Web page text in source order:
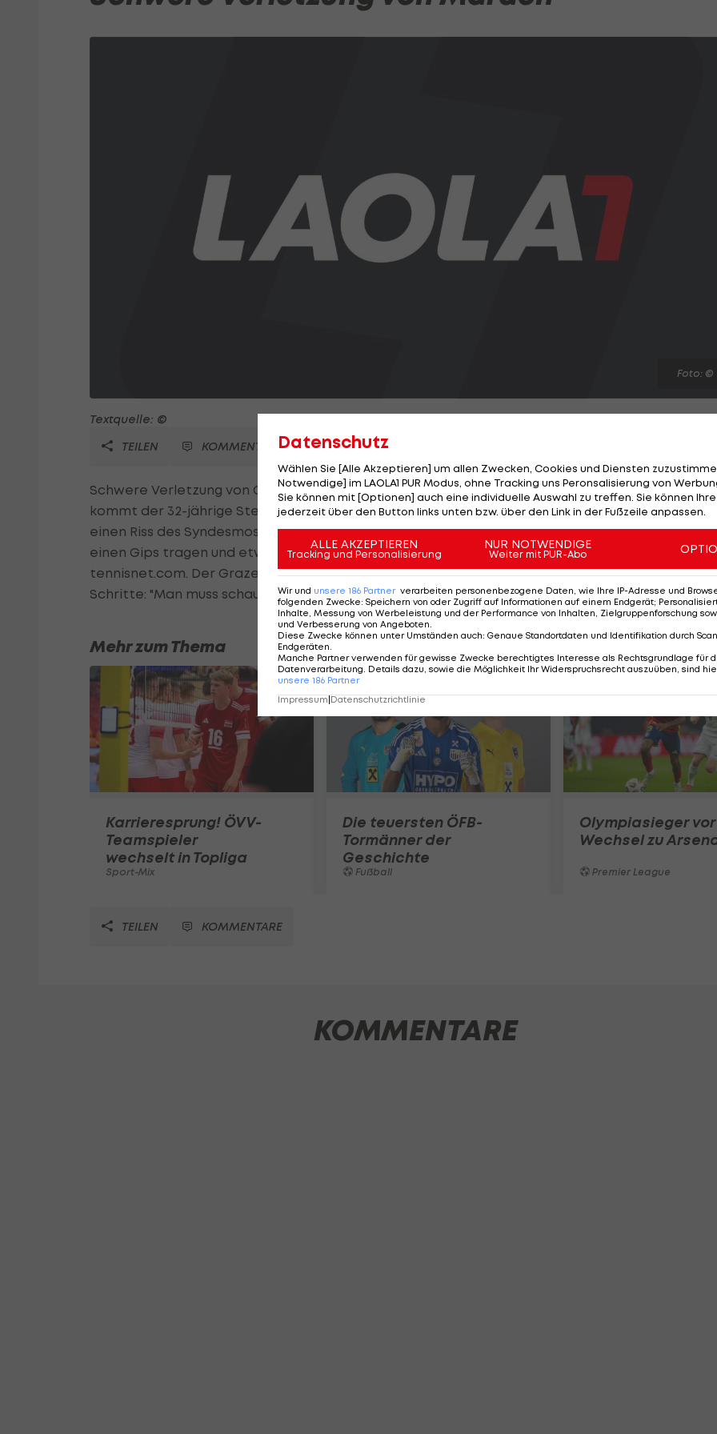
Foto: ©
Textquelle: ©
TEILEN
KOMMENTARE
Schwere Verletzung von Oliver Marach! Während des Trainings beim ATP-Turnier in Hamburg
kommt der 32-jährige Steirer wegen eines herausragenden Metallpfeilers zu Sturz und zieht
einen Riss des Syndesmosebandes und einen Außenbandeinriss zu. "Ich werde sechs Wochen
einen Gips tragen und etwa neun Wochen pausieren müssen", erklärt Marach im Interview auf
tennisnet.com. Der Grazer, der erst am 9. Juli Vater einer Tochter wurde, überlegt nun
Schritte: "Man muss schauen."
Mehr zum Thema
Karrieresprung! ÖVV-
Teamspieler
wechselt in Topliga
Sport-Mix
Die teuersten ÖFB-
Tormänner der
Geschichte
Fußball
Olympiasieger vor
Wechsel zu
Premier League
TEILEN KOMMENTARE
KOMMENTARE
Datenschutz
Wählen Sie [Alle Akzeptieren] um allen Zwecken, Cookies und Diensten
Notwendige] im LAOLA1 PUR Modus, ohne Tracking uns Peronsalisierung von
Sie können mit [Optionen] auch eine individuelle Auswahl zu treffen. Sie können
jederzeit über den Button links unten bzw. über den Link in der Fußzeile anpassen.
ALLE AKZEPTIEREN
Tracking und Personalisierung
NUR NOTWENDIGE
Weiter mit PUR-Abo
Wir und unsere 186 Partner verarbeiten personenbezogene Daten, wie Ihre IP-Adresse und
folgenden Zwecke: Speichern von oder Zugriff auf Informationen auf einem Endgerät;
Inhalte, Messung von Werbeleistung und der Performance von Inhalten, Zielgruppenforschung
und Verbesserung von Angeboten
Diese Zwecke können unter Umständen auch: Genaue Standortdaten und Identifikation durch
Endgeräten
Manche Partner verwenden für gewisse Zwecke berechtigtes Interesse als Rechtsgrundlage für
Datenverarbeitung. Details dazu, sowie die Möglichkeit Ihr Widerspruchsrecht auszuüben, sind
unsere 186 Partner
Impressum|Datenschutzrichtlinie